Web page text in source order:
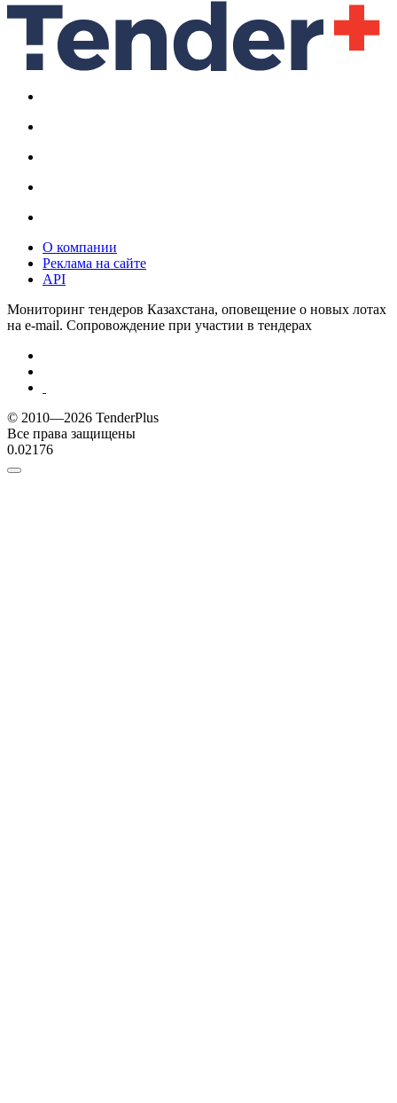
О компании
Реклама на сайте
API
Мониторинг тендеров Казахстана, оповещение о новых лотах
на e-mail. Сопровождение при участии в тендерах
© 2010—2026 TenderPlus
Все права защищены
0.02176